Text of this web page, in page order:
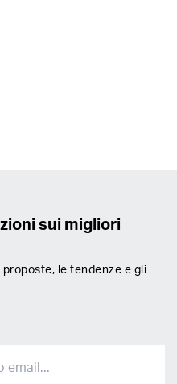
sui migliori
le tendenze e gli